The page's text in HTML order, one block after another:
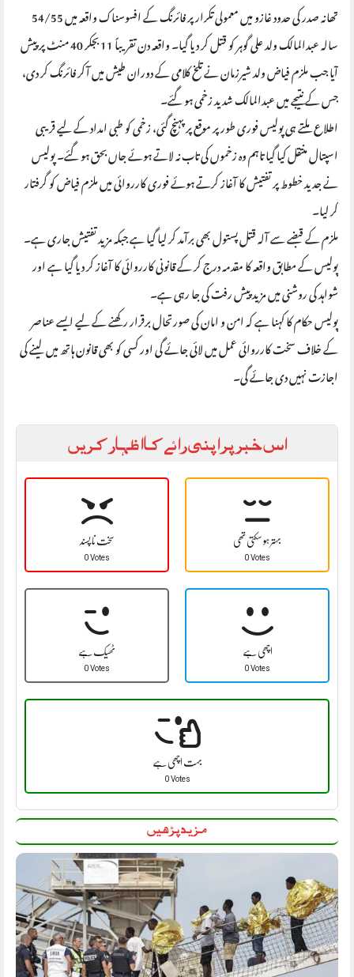
تھانہ صدر کی حدود غازو میں معمولی تکرار پر فائرنگ کے افسوسناک واقعہ میں 54/55
سالہ عبدالمالک ولد علی گوہر کو قتل کر دیا گیا۔ واقعہ دن تقریباً 11 بجکر 40 منٹ پر پیش
آیا جب ملزم فیاض ولد شیرزمان نے تلخ کلامی کے دوران طیش میں آکر فائرنگ کر دی،
جس کے نتیجے میں عبدالمالک شدید زخمی ہو گئے۔
اطلاع ملتے ہی پولیس فوری طور پر موقع پر پہنچ گئی، زخمی کو طبی امداد کے لیے قریبی
اسپتال منتقل کیا گیا تاہم وہ زخموں کی تاب نہ لاتے ہوئے جاں بحق ہو گئے۔ پولیس
نے جدید خطوط پر تفتیش کا آغاز کرتے ہوئے فوری کارروائی میں ملزم فیاض کو گرفتار
کر لیا۔
ملزم کے قبضے سے آلہ قتل پستول بھی برآمد کر لیا گیا ہے جبکہ مزید تفتیش جاری ہے۔
پولیس کے مطابق واقعہ کا مقدمہ درج کر کے قانونی کارروائی کا آغاز کر دیا گیا ہے اور
شواہد کی روشنی میں مزید پیش رفت کی جا رہی ہے۔
پولیس حکام کا کہنا ہے کہ امن و امان کی صورتحال برقرار رکھنے کے لیے ایسے عناصر
کے خلاف سخت کارروائی عمل میں لائی جائے گی اور کسی کو بھی قانون ہاتھ میں لینے کی
اجازت نہیں دی جائے گی۔
اس خبر پر اپنی رائے کا اظہار کریں
سخت نا پسند
0 Votes
بہتر ہو سکتی تھی
0 Votes
ٹھیک ہے
0 Votes
اچھی ہے
0 Votes
بہت اچھی ہے
0 Votes
مزید پڑھیں